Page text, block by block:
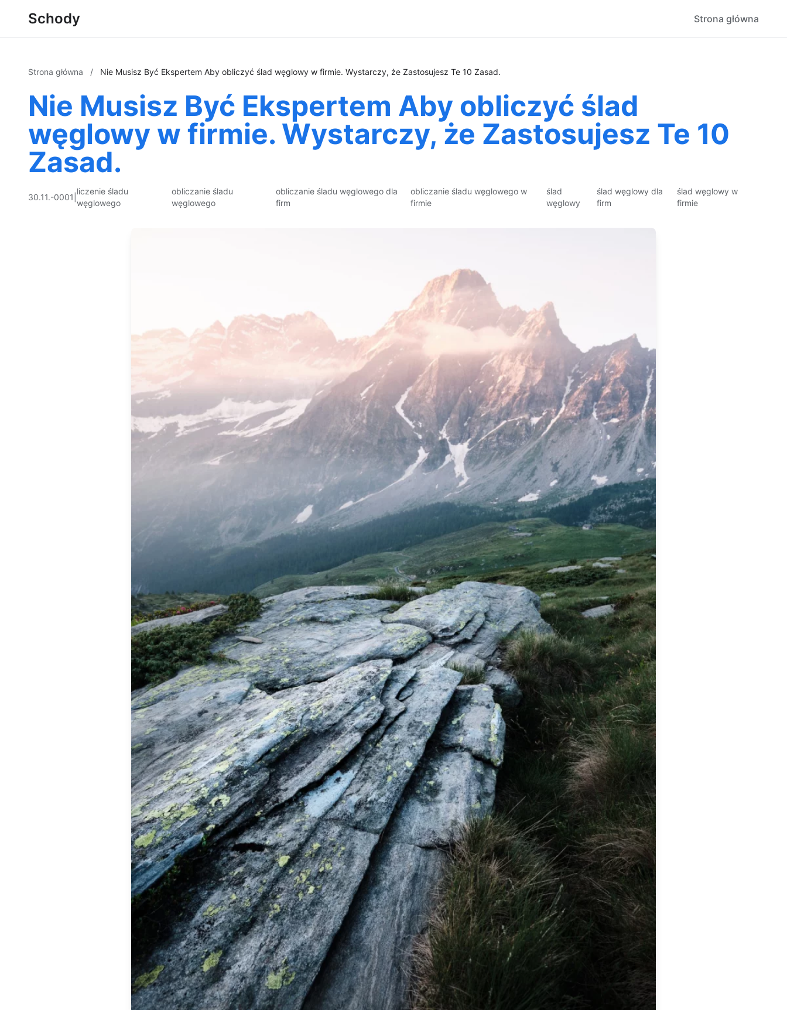
Schody Strona główna
Strona główna / Nie Musisz Być Ekspertem Aby obliczyć ślad węglowy w firmie. Wystarczy, że Zastosujesz Te 10 Zasad.
Nie Musisz Być Ekspertem Aby obliczyć ślad
węglowy w firmie. Wystarczy, że Zastosujesz Te 10
Zasad.
30.11.-0001
liczenie śladu
węglowego
obliczanie śladu
węglowego
obliczanie śladu węglowego dla
firm
obliczanie śladu węglowego w
firmie
ślad
węglowy
ślad węglowy dla
firm
ślad węglowy w
firmie